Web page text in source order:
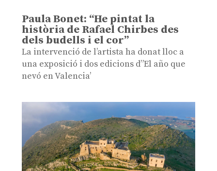
Paula Bonet: “He pintat la
història de Rafael Chirbes des
dels budells i el cor”
La intervenció de l’artista ha donat lloc a
una exposició i dos edicions d”El año que
nevó en Valencia’